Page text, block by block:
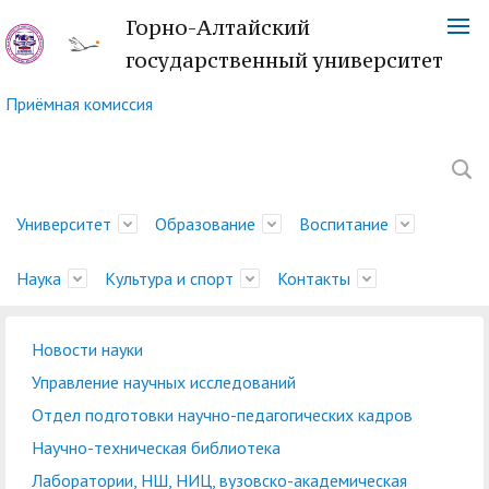
Горно-Алтайский
государственный университет
Приёмная комиссия
Университет
Обращение ректора
Ученый совет
Военный учебный центр
при ГАГУ
Отдел
делопроизводства
Образование
Факультеты
управление
Методический совет
ГАГУ
Воспитание
Управление
молодежной политики
и воспитательной
деятельности
психологической
помощи
Наука
Новости науки
исследований
Отдел подготовки
научно-педагогических
Культура и спорт
Немецкий культурный
центр
Китая
Туристский клуб
"Горизонт"
Контакты
Телефонный справочник
Символика ГАГУ
Карта сайта
Новости науки
Управление научных исследований
Отдел подготовки научно-педагогических кадров
Научно-техническая библиотека
Лаборатории, НШ, НИЦ, вузовско-академическая